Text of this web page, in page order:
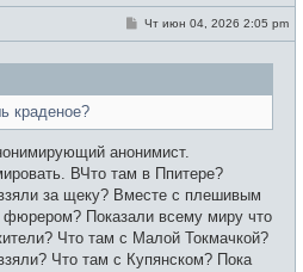
е
в
с
С
б
е
Чт июн 04, 2026 2:05 pm
краденое?
анонимист.
ВЧто там в Ппитере?
за щеку? Вместе с плешивым
Показали всему миру что
Что там с Малой Токмачкой?
Что там с Купянском? Пока